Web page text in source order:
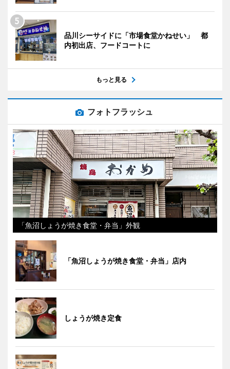
品川シーサイドに「市場食堂かねせい」 都
内初出店、フードコートに
もっと見る
フォトフラッシュ
「魚沼しょうが焼き食堂・弁当」外観
「魚沼しょうが焼き食堂・弁当」店内
しょうが焼き定食